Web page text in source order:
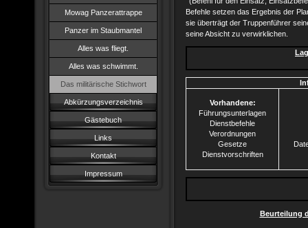
Mowag Panzerattrappe
Panzer im Staubmantel
Alles was fliegt.
Alles was schwimmt.
Das militärische Stichwort
Abkürzungsverzeichnis
Gästebuch
Links
Kontakt
Impressum
Befehle setzen das Ergebnis der
sie überträgt der Truppenführer
seine Absicht zu verwirklichen.
Vorhandene:
Führungsunterlagen
Dienstbefehle
Verordnungen
Gesetze
Dienstvorschriften
Beurteilung